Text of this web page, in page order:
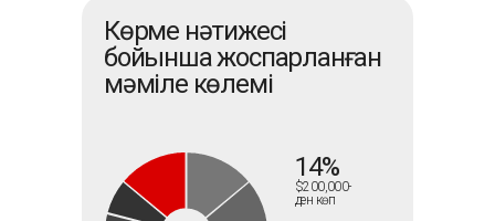
14%
$200,000-
ден көп
Көрме нәтижесі
бойынша жоспарланған
мәміле көлемі